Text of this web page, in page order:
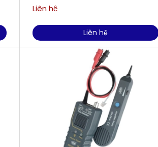
Liên hệ
Liên hệ